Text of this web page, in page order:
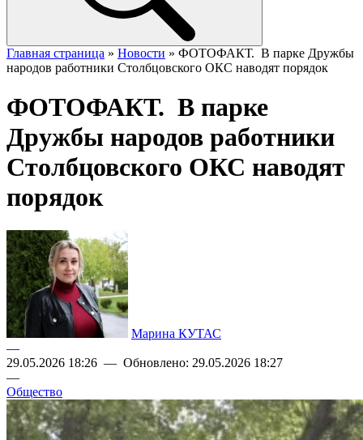
Главная страница » Новости » ФОТОФАКТ. В парке Дружбы
народов работники Столбцовского ОКС наводят порядок
ФОТОФАКТ. В парке
Дружбы народов работники
Столбцовского ОКС наводят
порядок
Марина КУТАС
—
29.05.2026 18:26 — Обновлено: 29.05.2026 18:27
—
Общество